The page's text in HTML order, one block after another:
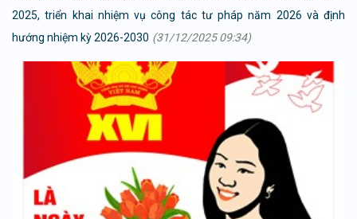
2025, triển khai nhiệm vụ công tác tư pháp năm 2026 và định
hướng nhiệm kỳ 2026-2030 (31/12/2025 09:34)